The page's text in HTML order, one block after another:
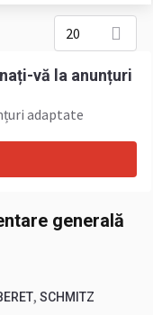
20
vă la anunțuri
adaptate
generală
, SCHMITZ